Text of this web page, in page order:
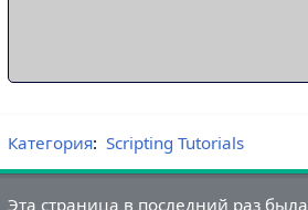
Категория: Scripting Tutorials
Эта страница в последний раз была